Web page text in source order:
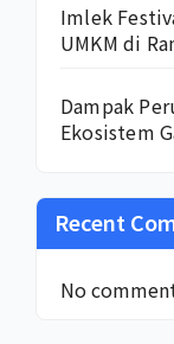
Imlek
UMKM di
Dampak
Ekosistem
Recent
No